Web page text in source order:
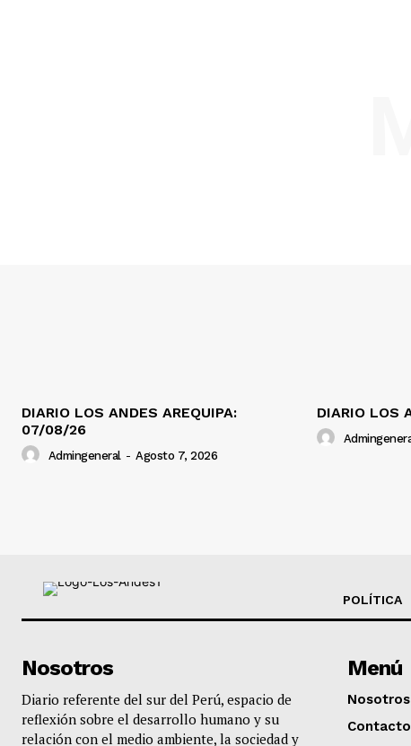
DIARIO LOS ANDES AREQUIPA:
07/08/26
Admingeneral - Agosto 7, 2026
DIARIO LOS
POLÍTICA
Nosotros
Diario referente del sur del Perú, espacio de
reflexión sobre el desarrollo humano y su
relación con el medio ambiente, la sociedad y
Menú
Nosotros
Contacto